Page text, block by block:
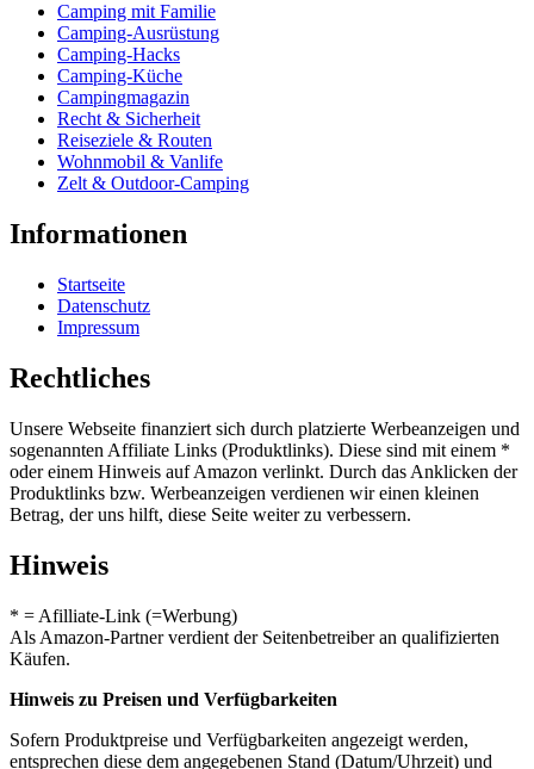
Camping mit Familie
Camping-Ausrüstung
Camping-Hacks
Camping-Küche
Campingmagazin
Recht & Sicherheit
Reiseziele & Routen
Wohnmobil & Vanlife
Zelt & Outdoor-Camping
Informationen
Startseite
Datenschutz
Impressum
Rechtliches
Unsere Webseite finanziert sich durch platzierte Werbeanzeigen und
sogenannten Affiliate Links (Produktlinks). Diese sind mit einem *
oder einem Hinweis auf Amazon verlinkt. Durch das Anklicken der
Produktlinks bzw. Werbeanzeigen verdienen wir einen kleinen
Betrag, der uns hilft, diese Seite weiter zu verbessern.
Hinweis
* = Afilliate-Link (=Werbung)
Als Amazon-Partner verdient der Seitenbetreiber an qualifizierten
Käufen.
Hinweis zu Preisen und Verfügbarkeiten
Sofern Produktpreise und Verfügbarkeiten angezeigt werden,
entsprechen diese dem angegebenen Stand (Datum/Uhrzeit) und